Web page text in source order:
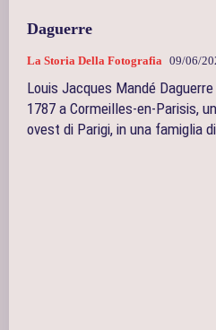
Daguerre
La Storia Della Fotografia 09/06/
Louis Jacques Mandé
1787 a Cormeilles-en-Parisis,
ovest di Parigi, in una famiglia